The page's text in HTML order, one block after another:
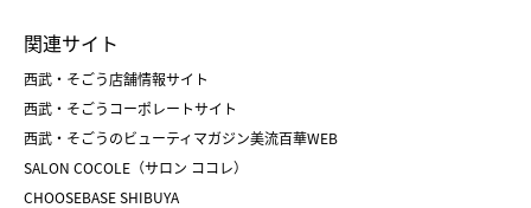
父の日
クリスマスケーキ
ホワイトデー
菓子折り
和菓子
人気のギフト
バレンタイン
ホワイトデー
おせち
関連サイト
西武・そごう店舗情報サイト
西武・そごうコーポレートサイト
西武・そごうのビューティマガジン美流百華WEB
SALON COCOLE（サロン ココレ）
CHOOSEBASE SHIBUYA